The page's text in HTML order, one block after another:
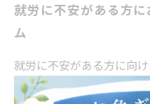
就労に不安がある方
ム
就労に不安がある方に向
希望しているが、現状の